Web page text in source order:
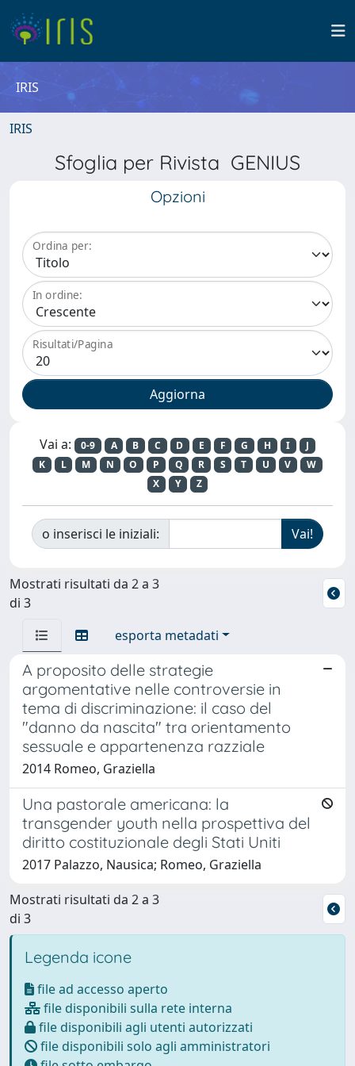
IRIS
IRIS
Sfoglia per Rivista GENIUS
Opzioni
Ordina per:
In ordine:
Risultati/Pagina
Vai a: 0-9 A B C D E F G H I
J
K
L M N O P Q R S T U V
W
X
Y Z
o inserisci le iniziali:
Mostrati risultati da 2 a 3
di 3
esporta metadati
A proposito delle strategie
argomentative nelle controversie in
tema di discriminazione: il caso del
"danno da nascita" tra orientamento
sessuale e appartenenza razziale
2014 Romeo, Graziella
Una pastorale americana: la
transgender youth nella prospettiva del
diritto costituzionale degli Stati Uniti
2017 Palazzo, Nausica; Romeo, Graziella
Mostrati risultati da 2 a 3
di 3
Legenda icone
file ad accesso aperto
file disponibili sulla rete interna
file disponibili agli utenti autorizzati
file disponibili solo agli amministratori